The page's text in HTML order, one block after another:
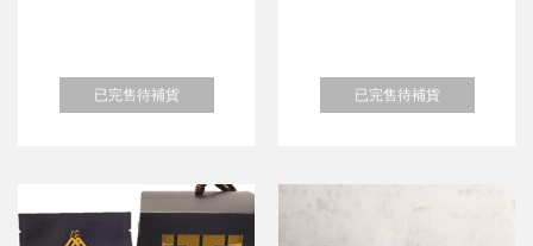
已完售待補貨 已完售待補貨